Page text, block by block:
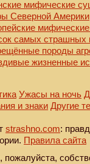
мифические
Северной Америки
самых страшных
породы
жизненные
Ужасы на ночь
и знаки Другие
strashno.com:
Правила сайта
, пожалуйста,